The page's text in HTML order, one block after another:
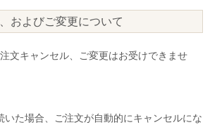
およびご変更について
文キャンセル、ご変更はお受けできませ
いた場合、ご注文が自動的にキャンセルにな